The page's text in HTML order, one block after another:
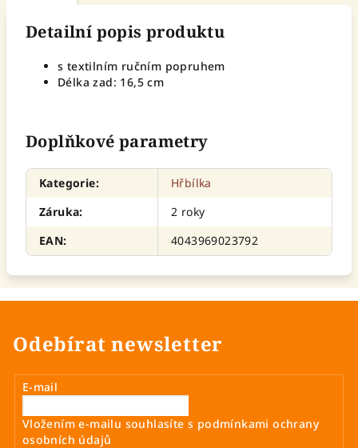
Detailní popis produktu
s textilním ručním popruhem
Délka zad: 16,5 cm
Doplňkové parametry
Kategorie:
Hřbílka
Záruka:
2 roky
EAN: 4043969023792
Odebírat newsletter
E-mail
Vložením e-mailu souhlasíte s podmínkami ochrany
osobních údajů